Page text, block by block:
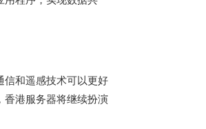
信和遥感技术可以更好
香港服务器将继续扮演